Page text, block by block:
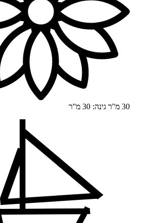
30 מ''ר גינה: 30 מ''ר